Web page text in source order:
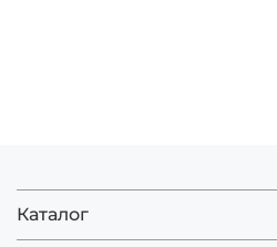
Каталог